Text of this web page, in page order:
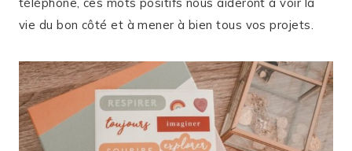
téléphone, ces mots positifs nous aideront à voir la
vie du bon côté et à mener à bien tous vos projets.